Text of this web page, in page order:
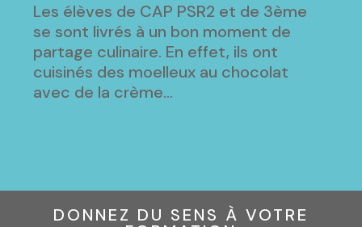
Les élèves de CAP PSR2 et de 3ème
se sont livrés à un bon moment de
partage culinaire. En effet, ils ont
cuisinés des moelleux au chocolat
avec de la crème...
DONNEZ DU SENS À VOTRE